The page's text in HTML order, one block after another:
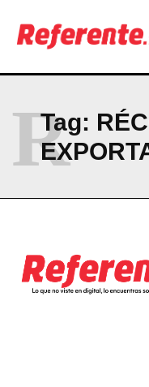
ABOUT
CONTACT
Tag:
R